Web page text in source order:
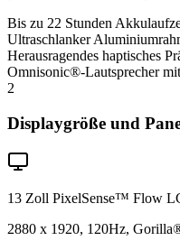
Bis zu 22 Stunden
Ultraschlanker
Herausragendes haptisches
Omnisonic®-Lautsprecher
2
Displaygröße und
13 Zoll PixelSense™ Flow
2880 x 1920, 120Hz,